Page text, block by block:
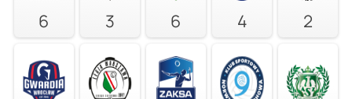
6 3 6 4 2